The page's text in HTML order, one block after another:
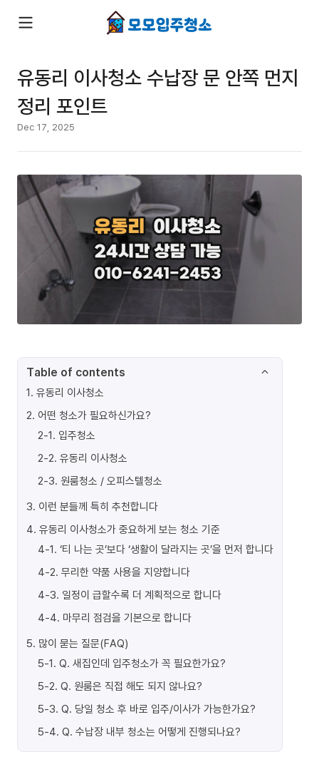
유동리 이사청소 수납장 문 안쪽 먼지
정리 포인트
Dec 17, 2025
Table of contents
1. 유동리 이사청소
2. 어떤 청소가 필요하신가요?
2-1. 입주청소
2-2. 유동리 이사청소
2-3. 원룸청소 / 오피스텔청소
3. 이런 분들께 특히 추천합니다
4. 유동리 이사청소가 중요하게 보는 청소 기준
4-1. ‘티 나는 곳’보다 ‘생활이 달라지는 곳’을 먼저 합니다
4-2. 무리한 약품 사용을 지양합니다
4-3. 일정이 급할수록 더 계획적으로 합니다
4-4. 마무리 점검을 기본으로 합니다
5. 많이 묻는 질문(FAQ)
5-1. Q. 새집인데 입주청소가 꼭 필요한가요?
5-2. Q. 원룸은 직접 해도 되지 않나요?
5-3. Q. 당일 청소 후 바로 입주/이사가 가능한가요?
5-4. Q. 수납장 내부 청소는 어떻게 진행되나요?